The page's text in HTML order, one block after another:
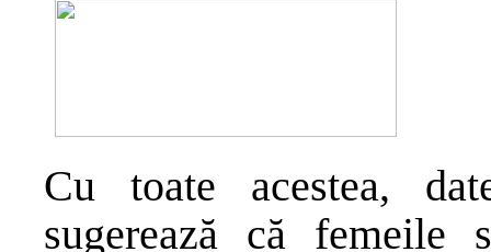
Cu toate acestea,
sugerează că